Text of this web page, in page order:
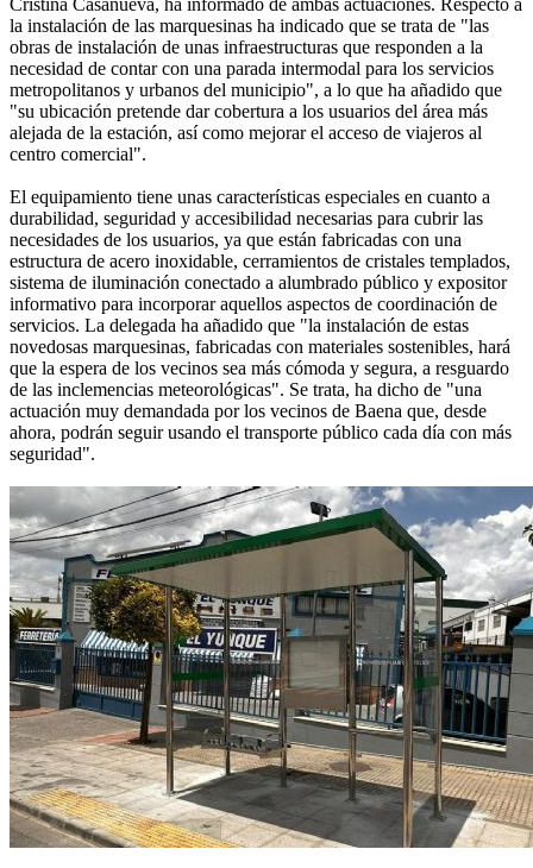
Cristina Casanueva, ha informado de ambas actuaciones. Respecto a
la instalación de las marquesinas ha indicado que se trata de "las
obras de instalación de unas infraestructuras que responden a la
necesidad de contar con una parada intermodal para los servicios
metropolitanos y urbanos del municipio", a lo que ha añadido que
"su ubicación pretende dar cobertura a los usuarios del área más
alejada de la estación, así como mejorar el acceso de viajeros al
centro comercial".
El equipamiento tiene unas características especiales en cuanto a
durabilidad, seguridad y accesibilidad necesarias para cubrir las
necesidades de los usuarios, ya que están fabricadas con una
estructura de acero inoxidable, cerramientos de cristales templados,
sistema de iluminación conectado a alumbrado público y expositor
informativo para incorporar aquellos aspectos de coordinación de
servicios. La delegada ha añadido que "la instalación de estas
novedosas marquesinas, fabricadas con materiales sostenibles, hará
que la espera de los vecinos sea más cómoda y segura, a resguardo
de las inclemencias meteorológicas". Se trata, ha dicho de "una
actuación muy demandada por los vecinos de Baena que, desde
ahora, podrán seguir usando el transporte público cada día con más
seguridad".